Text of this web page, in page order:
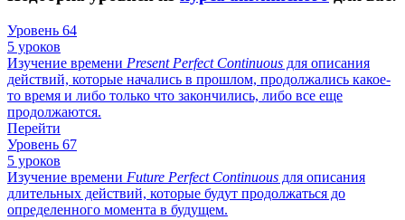
Уровень 64
5 уроков
Изучение времени Present Perfect Continuous для описания
действий, которые начались в прошлом, продолжались какое-
то время и либо только что закончились, либо все еще
продолжаются.
Перейти
Уровень 67
5 уроков
Изучение времени Future Perfect Continuous для описания
длительных действий, которые будут продолжаться до
определенного момента в будущем.